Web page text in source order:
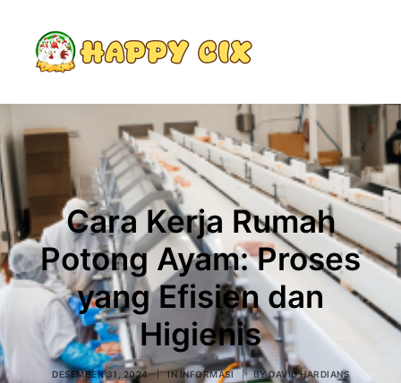
Search
Cara Kerja Rumah
Potong Ayam: Proses
yang Efisien dan
Higienis
DESEMBER 31, 2024 | ININFORMASI | BYDAVID HARDIANS